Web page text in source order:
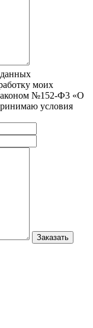
моих
№152-Ф3 «О
условия